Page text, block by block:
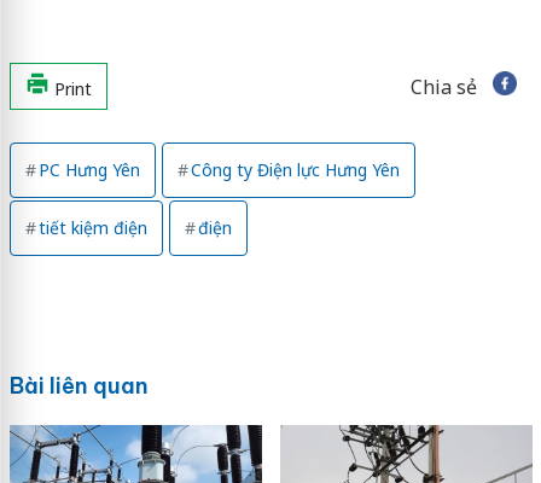
Print Chia sẻ
PC Hưng Yên Công ty Điện lực Hưng Yên
tiết kiệm điện điện
Bài liên quan